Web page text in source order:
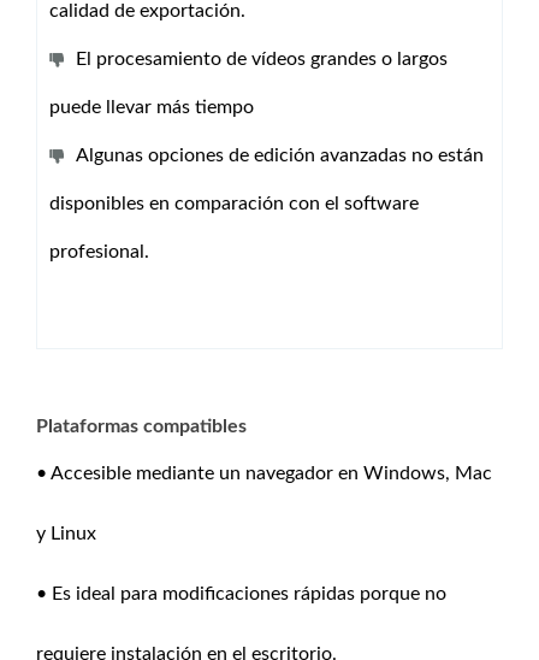
calidad de exportación.
El procesamiento de vídeos grandes o largos
puede llevar más tiempo
Algunas opciones de edición avanzadas no están
disponibles en comparación con el software
profesional.
Plataformas compatibles
• Accesible mediante un navegador en Windows, Mac
y Linux
• Es ideal para modificaciones rápidas porque no
requiere instalación en el escritorio.